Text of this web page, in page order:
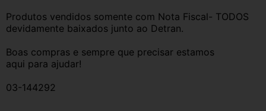
Produtos vendidos somente com Nota Fiscal- TODOS
devidamente baixados junto ao Detran.
Boas compras e sempre que precisar estamos
aqui para ajudar!
03-144292